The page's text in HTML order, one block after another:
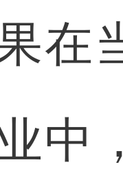
当
中